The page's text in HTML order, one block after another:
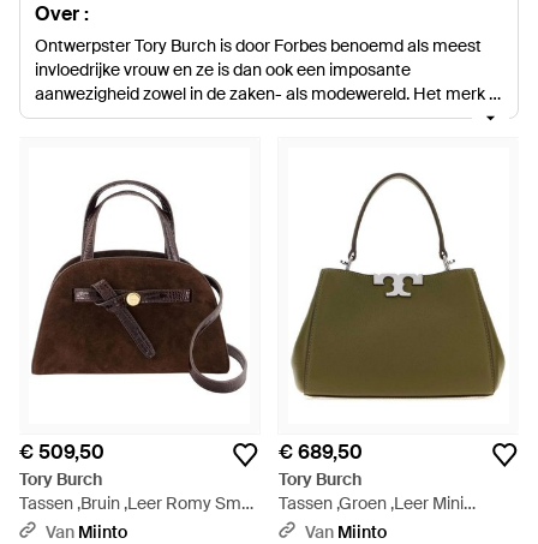
Over :
Ontwerpster Tory Burch is door Forbes benoemd als meest
invloedrijke vrouw en ze is dan ook een imposante
aanwezigheid zowel in de zaken- als modewereld. Het merk is
in 2004 opgericht en met de signature bohemian glamour
van haar stukken, met name haar accessoires, genomineerd
voor prijzen. Bekend om haar liefde voor kleur, aandacht voor
details en gedurfde prints die haar ontwerpen onderscheiden,
biedt een Tory Burch schoudertas een praktische vorm en stijl
die opnieuw ontworpen zijn voor een speelse en moderne stijl.
€ 509,50
Tory Burch
Tassen ,Bruin ,Leer Romy Small
Bauletto Tas - Bruin
Van Miinto
€ 689,50
Tory Burch
Tassen ,Groen ,Leer Mini
Eleanor Soft Satchel - Groen
Van Miinto